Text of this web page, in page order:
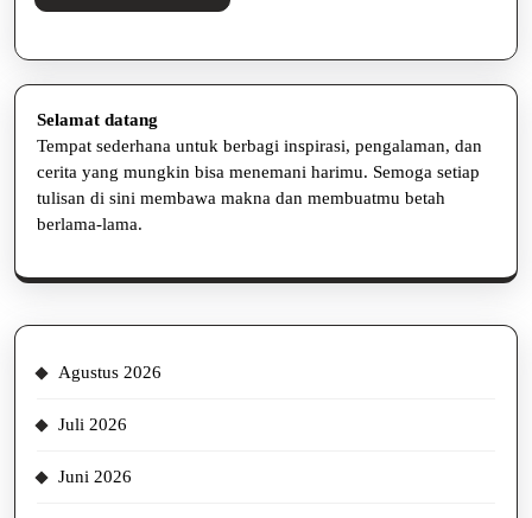
Selengkapnya
Selamat datang
Tempat sederhana untuk berbagi inspirasi, pengalaman, dan
cerita yang mungkin bisa menemani harimu. Semoga setiap
tulisan di sini membawa makna dan membuatmu betah
berlama-lama.
Agustus 2026
Juli 2026
Juni 2026